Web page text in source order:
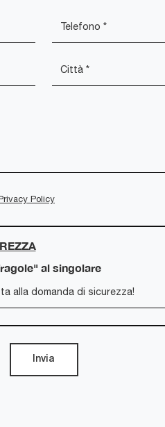
Policy
al singolare
Invia